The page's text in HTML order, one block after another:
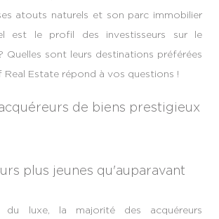
atouts naturels et son parc immobilier
est le profil des investisseurs sur le
Quelles sont leurs destinations préférées
Real Estate répond à vos questions !
de biens prestigieux
plus jeunes qu'auparavant
du luxe, la majorité des acquéreurs